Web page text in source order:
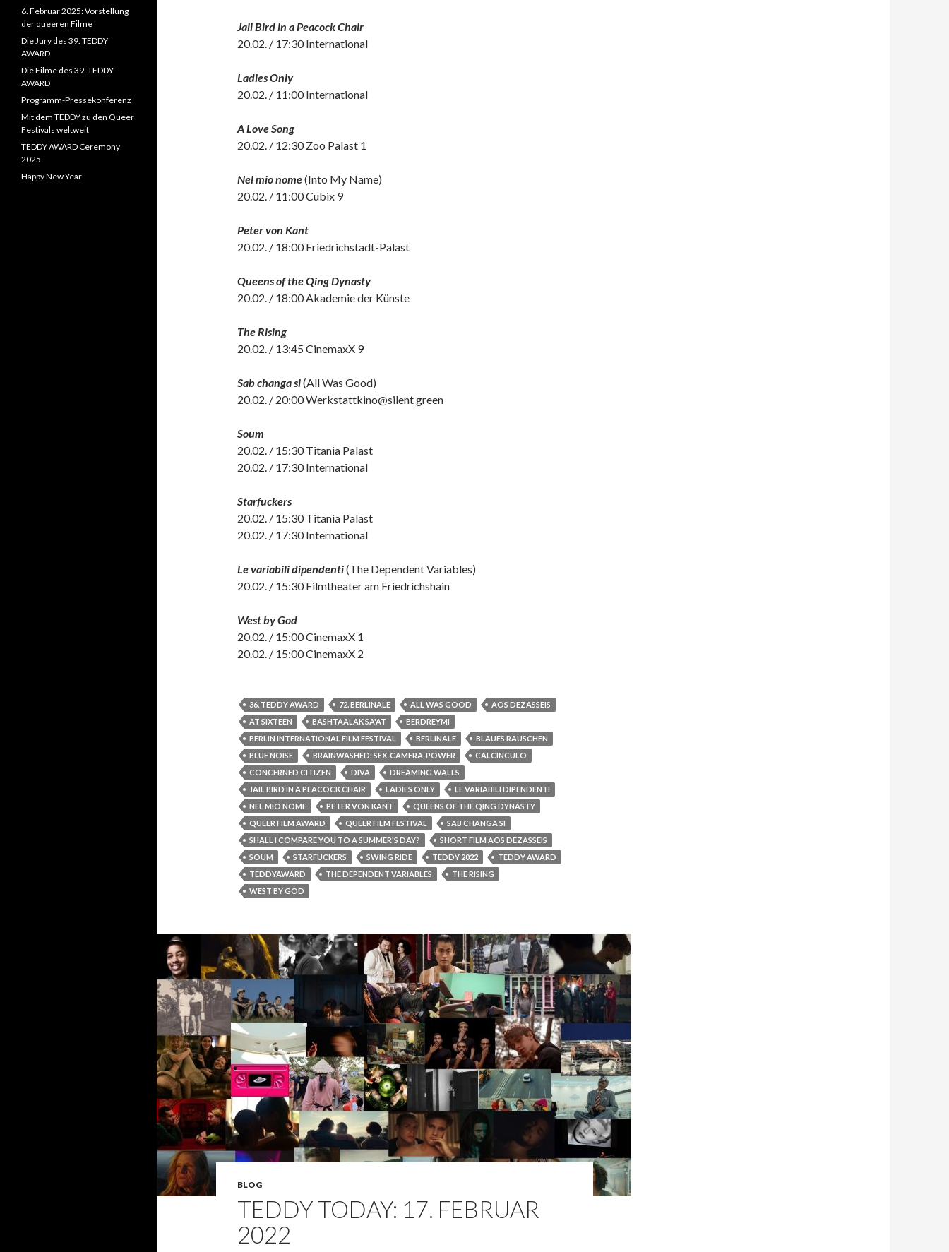
Jail Bird in a Peacock Chair
20.02. / 17:30 International
Ladies Only
20.02. / 11:00 International
A Love Song
20.02. / 12:30 Zoo Palast 1
Nel mio nome(Into My Name)
20.02. / 11:00 Cubix 9
Peter von Kant
20.02. / 18:00 Friedrichstadt-Palast
Queens of the Qing Dynasty
20.02. / 18:00 Akademie der Künste
The Rising
20.02. / 13:45 CinemaxX 9
Sab changa si(All Was Good)
20.02. / 20:00 Werkstattkino@silent green
Soum
20.02. / 15:30 Titania Palast
20.02. / 17:30 International
Starfuckers
20.02. / 15:30 Titania Palast
20.02. / 17:30 International
Le variabili dipendenti(The Dependent Variables)
20.02. / 15:30 Filmtheater am Friedrichshain
West by God
20.02. / 15:00 CinemaxX 1
20.02. / 15:00 CinemaxX 2
36. TEDDY AWARD 72. BERLINALE ALL WAS GOOD
AOS DEZASSEIS
AT SIXTEEN
BASHTAALAK SA'AT
BERDREYMI
BERLIN INTERNATIONAL FILM FESTIVAL
BERLINALE
BLAUES RAUSCHEN
BLUE NOISE
BRAINWASHED: SEX-CAMERA-POWER
CALCINCULO
CONCERNED CITIZEN
DIVA
DREAMING WALLS
JAIL BIRD IN A PEACOCK CHAIR
LADIES ONLY
LE VARIABILI DIPENDENTI
NEL MIO NOME
PETER VON KANT
QUEENS OF THE QING DYNASTY
QUEER FILM AWARD
QUEER FILM FESTIVAL
SAB CHANGA SI
SHALL I COMPARE YOU TO A SUMMER'S DAY?
SHORT FILM AOS DEZASSEIS
SOUM
STARFUCKERS SWING RIDE TEDDY 2022
TEDDY AWARD
TEDDYAWARD
THE DEPENDENT VARIABLES
THE RISING
WEST BY GOD
BLOG
TEDDY TODAY: 17. FEBRUAR
2022
6. Februar 2025: Vorstellung
der queeren Filme
Die Jury des 39. TEDDY
AWARD
Die Filme des 39. TEDDY
AWARD
Programm-Pressekonferenz
Mit dem TEDDY zu den Queer
Festivals weltweit
TEDDY AWARD Ceremony
2025
Happy New Year